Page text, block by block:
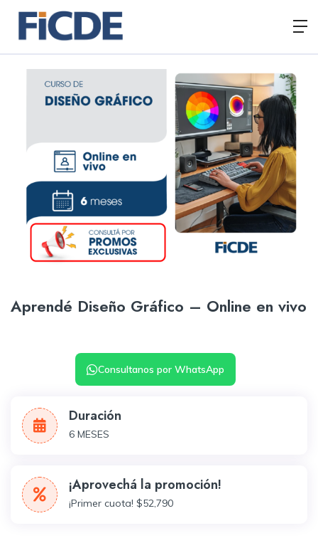
Aprendé Diseño Gráfico – Online en vivo
Consultanos por WhatsApp
Duración
6 MESES
¡Aprovechá la promoción!
¡Primer cuota! $52,790